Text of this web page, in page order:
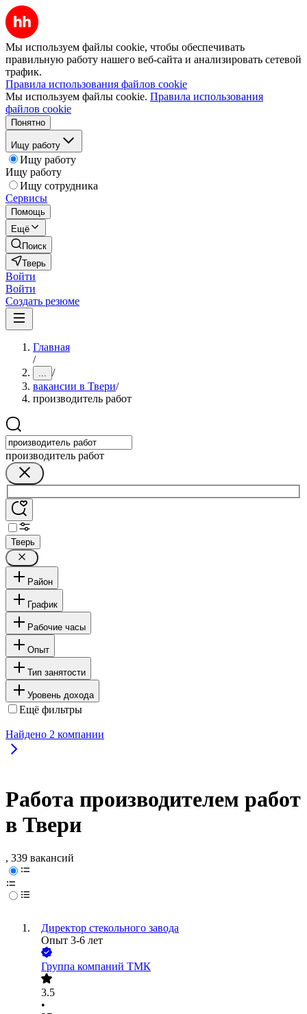
Мы используем файлы cookie, чтобы обеспечивать
правильную работу нашего веб-сайта и анализировать сетевой
трафик.
Правила использования файлов cookie
Мы используем файлы cookie. Правила использования
файлов cookie
Понятно
Ищу работу
Ищу работу
Ищу работу
Ищу сотрудника
Сервисы
Помощь
Ещё
Поиск
Тверь
Войти
Войти
Создать резюме
Главная
/
... /
вакансии в Твери/
производитель работ
производитель работ
Тверь
Район
График
Рабочие часы
Опыт
Тип занятости
Уровень дохода
Ещё фильтры
Найдено 2 компании
Работа производителем работ
в Твери
, 339 вакансий
Директор стекольного завода
Опыт 3-6 лет
Группа компаний ТМК
3.5
•